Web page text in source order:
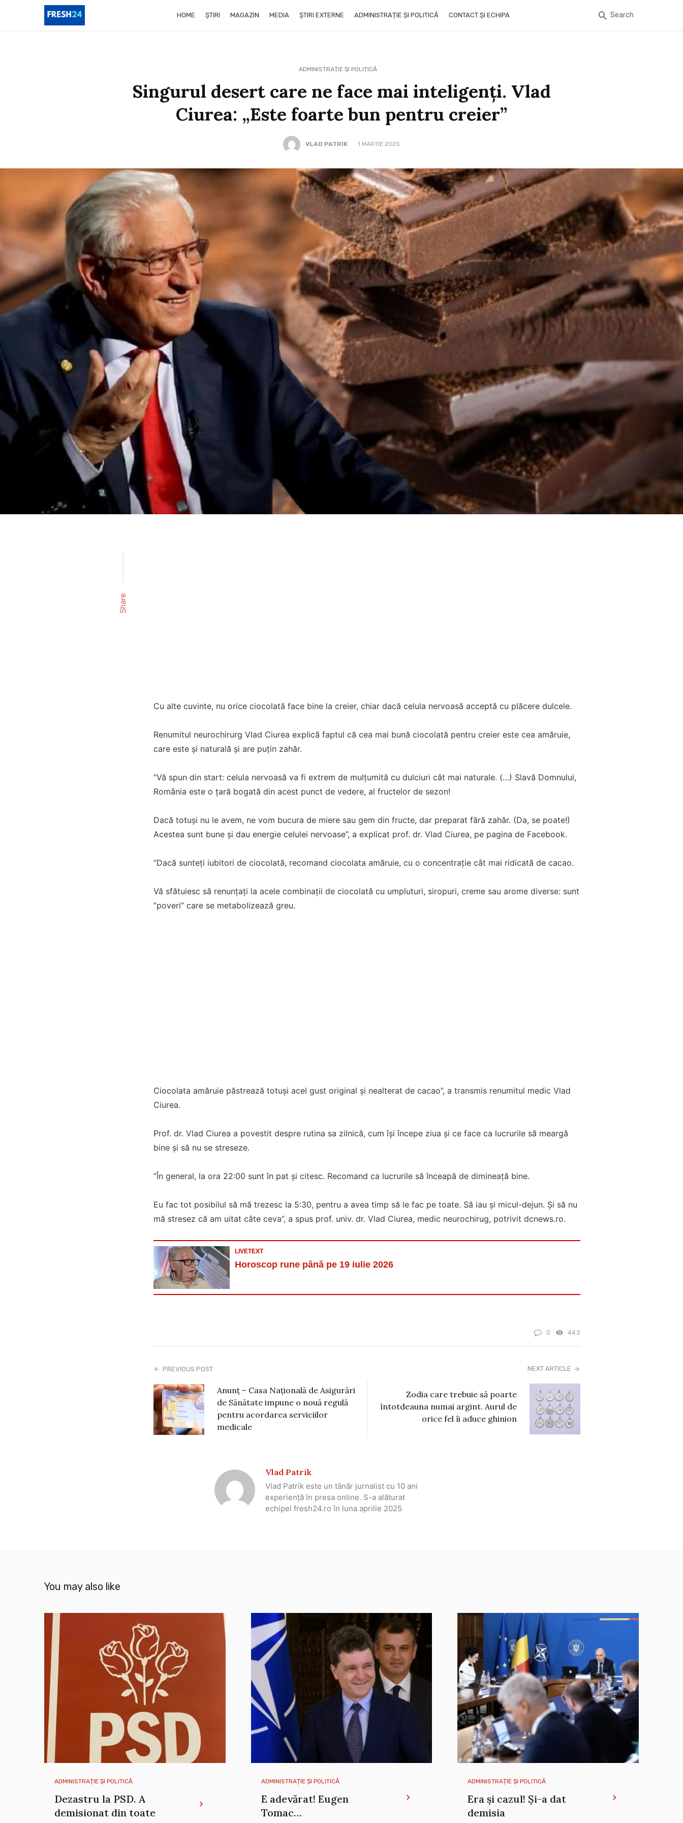
HOME ȘTIRI MAGAZIN MEDIA ȘTIRI EXTERNE ADMINISTRAȚIE ȘI POLITICĂ CONTACT ȘI ECHIPA Search
ADMINISTRAȚIE ȘI POLITICĂ
Singurul desert care ne face mai inteligenți. Vlad
Ciurea: „Este foarte bun pentru creier”
VLAD PATRIK 1 MARTIE 2025
Share
Cu alte cuvinte, nu orice ciocolată face bine la creier, chiar dacă celula nervoasă acceptă cu plăcere dulcele.
Renumitul neurochirurg Vlad Ciurea explică faptul că cea mai bună ciocolată pentru creier este cea amăruie,
care este și naturală și are puțin zahăr.
”Vă spun din start: celula nervoasă va fi extrem de mulțumită cu dulciuri cât mai naturale. (…) Slavă Domnului,
România este o țară bogată din acest punct de vedere, al fructelor de sezon!
Dacă totuși nu le avem, ne vom bucura de miere sau gem din fructe, dar preparat fără zahăr. (Da, se poate!)
Acestea sunt bune și dau energie celulei nervoase”, a explicat prof. dr. Vlad Ciurea, pe pagina de Facebook.
”Dacă sunteți iubitori de ciocolată, recomand ciocolata amăruie, cu o concentrație cât mai ridicată de cacao.
Vă sfătuiesc să renunțați la acele combinații de ciocolată cu umpluturi, siropuri, creme sau arome diverse: sunt
”poveri” care se metabolizează greu.
Ciocolata amăruie păstrează totuși acel gust original și nealterat de cacao”, a transmis renumitul medic Vlad
Ciurea.
Prof. dr. Vlad Ciurea a povestit despre rutina sa zilnică, cum își începe ziua și ce face ca lucrurile să meargă
bine și să nu se streseze.
”În general, la ora 22:00 sunt în pat și citesc. Recomand ca lucrurile să înceapă de dimineață bine.
Eu fac tot posibilul să mă trezesc la 5:30, pentru a avea timp să le fac pe toate. Să iau și micul-dejun. Și să nu
mă stresez că am uitat câte ceva”, a spus prof. univ. dr. Vlad Ciurea, medic neurochirug, potrivit dcnews.ro.
LIVETEXT
Horoscop rune până pe 19 iulie 2026
0 443
PREVIOUS POST
Anunț – Casa Națională de Asigurări
de Sănătate impune o nouă regulă
pentru acordarea serviciilor
medicale
NEXT ARTICLE
Zodia care trebuie să poarte
întotdeauna numai argint. Aurul de
orice fel îi aduce ghinion
Vlad Patrik
Vlad Patrik este un tânăr jurnalist cu 10 ani
experiență în presa online. S-a alăturat
echipei fresh24.ro în luna aprilie 2025
You may also like
ADMINISTRAȚIE ȘI POLITICĂ
Dezastru la PSD. A
demisionat din toate
ADMINISTRAȚIE ȘI POLITICĂ
E adevărat! Eugen
Tomac…
ADMINISTRAȚIE ȘI POLITICĂ
Era și cazul! Și-a dat
demisia